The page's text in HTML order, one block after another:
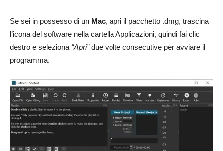
Se sei in possesso di un Mac, apri il pacchetto .dmg, trascina
l’icona del software nella cartella Applicazioni, quindi fai clic
destro e seleziona “Apri”due volte consecutive per avviare il
programma.